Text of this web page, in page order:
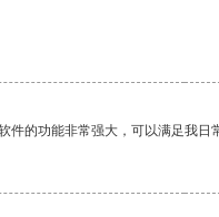
的功能非常强大，可以满足我日